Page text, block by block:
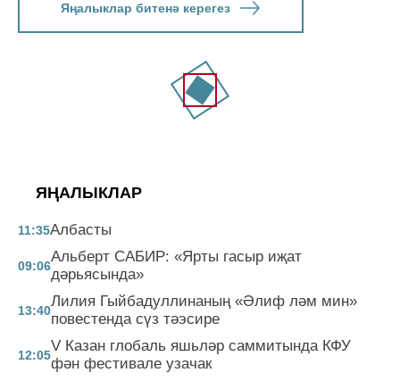
Яңалыклар битенә керегез
ЯҢАЛЫКЛАР
11:35Албасты
09:06
Альберт САБИР: «Ярты гасыр иҗат
дәрьясында»
13:40
Лилия Гыйбадуллинаның «Әлиф ләм мин»
повестенда сүз тәэсире
12:05
V Казан глобаль яшьләр саммитында КФУ
фән фестивале узачак